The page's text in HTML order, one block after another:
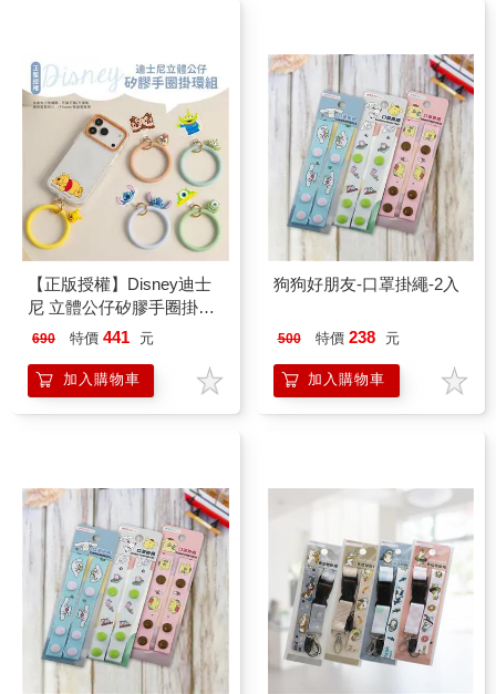
【正版授權】Disney迪士
尼 立體公仔矽膠手圈掛環
組(iPhone/安卓市售手機殼
690 特價 441 元
加入購物車
狗狗好朋友-口罩掛繩-2入
500 特價 238 元
加入購物車